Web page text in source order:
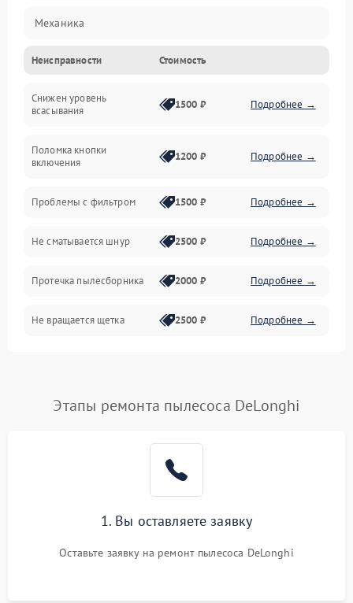
Механика
Электропитание
Всасывание
Неисправности Стоимость
Снижен уровень
всасывания
1500 ₽ Подробнее →
Поломка кнопки
включения
1200 ₽ Подробнее →
Проблемы с фильтром 1500 ₽ Подробнее →
Не сматывается шнур 2500 ₽ Подробнее →
Протечка пылесборника 2000 ₽ Подробнее →
Не вращается щетка 2500 ₽ Подробнее →
Поломка контейнера для
пыли
1500 ₽ Подробнее →
Этапы ремонта пылесоса DeLonghi
1. Вы оставляете заявку
Оставьте заявку на ремонт пылесоса DeLonghi